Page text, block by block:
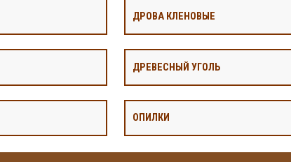
ДРОВА КЛЕНОВЫЕ
ДРЕВЕСНЫЙ УГОЛЬ
ОПИЛКИ